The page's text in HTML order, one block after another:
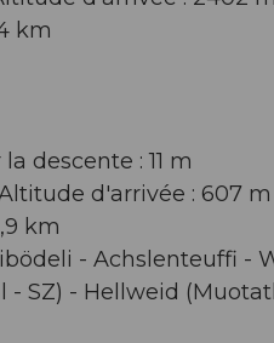
km
descente : 11 m
d'arrivée : 607 m
km
- Achslenteuffi -
SZ) - Hellweid